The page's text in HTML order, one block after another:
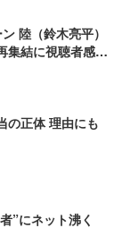
陸（鈴木亮平）
集結に視聴者感涙
の正体 理由にも
”にネット沸く